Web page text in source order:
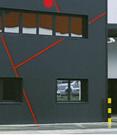
Slideshow02